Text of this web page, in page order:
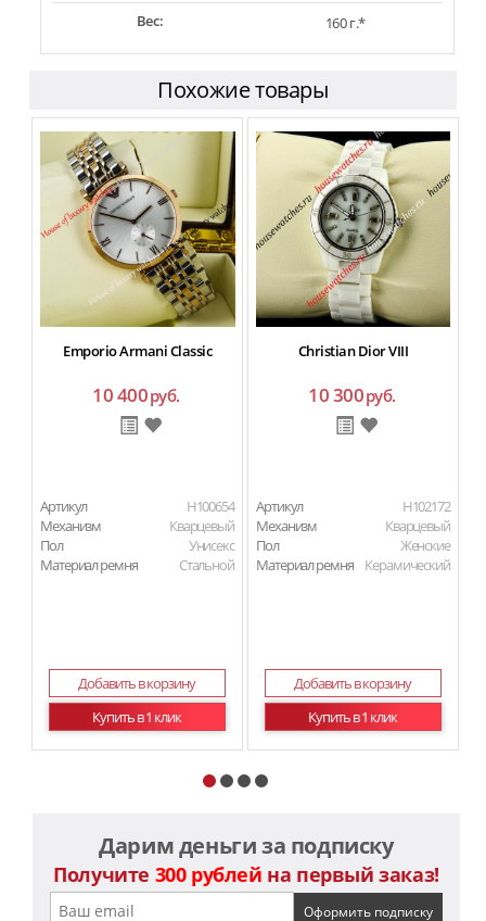
Вес:
160 г.*
Похожие товары
Emporio Armani Сlassic
10 400руб.
Артикул
H100654
Механизм
Кварцевый
Пол
Унисекс
Материал ремня
Стальной
Добавить в корзину
Купить в 1 клик
Christian Dior VIII
10 300руб.
Артикул
H102172
Механизм
Кварцевый
Пол
Женские
Материал ремня
Керамический
Добавить в корзину
Купить в 1 клик
Дарим деньги за подписку
Получите 300 рублей на первый заказ!